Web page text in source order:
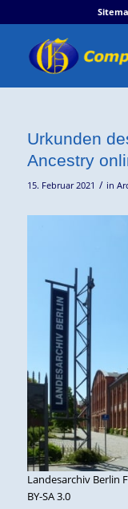
Urkunden
Ancestry
15. Februar 2021 / in
Landesarchiv Berlin
BY-SA 3.0